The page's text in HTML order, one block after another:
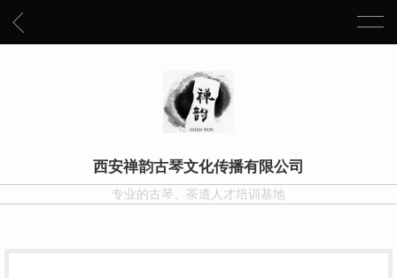
西安禅韵古琴文化传播有限公司
专业的古琴、茶道人才培训基地